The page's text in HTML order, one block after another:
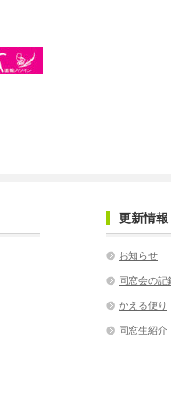
更新情報
お知らせ
同窓会の記
かえる便り
同窓生紹介